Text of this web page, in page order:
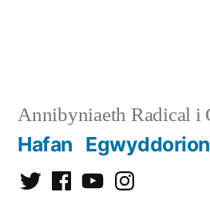
Annibyniaeth Radical i
Hafan Egwyddorion
TwitterFacebook
YouTubeInstagram